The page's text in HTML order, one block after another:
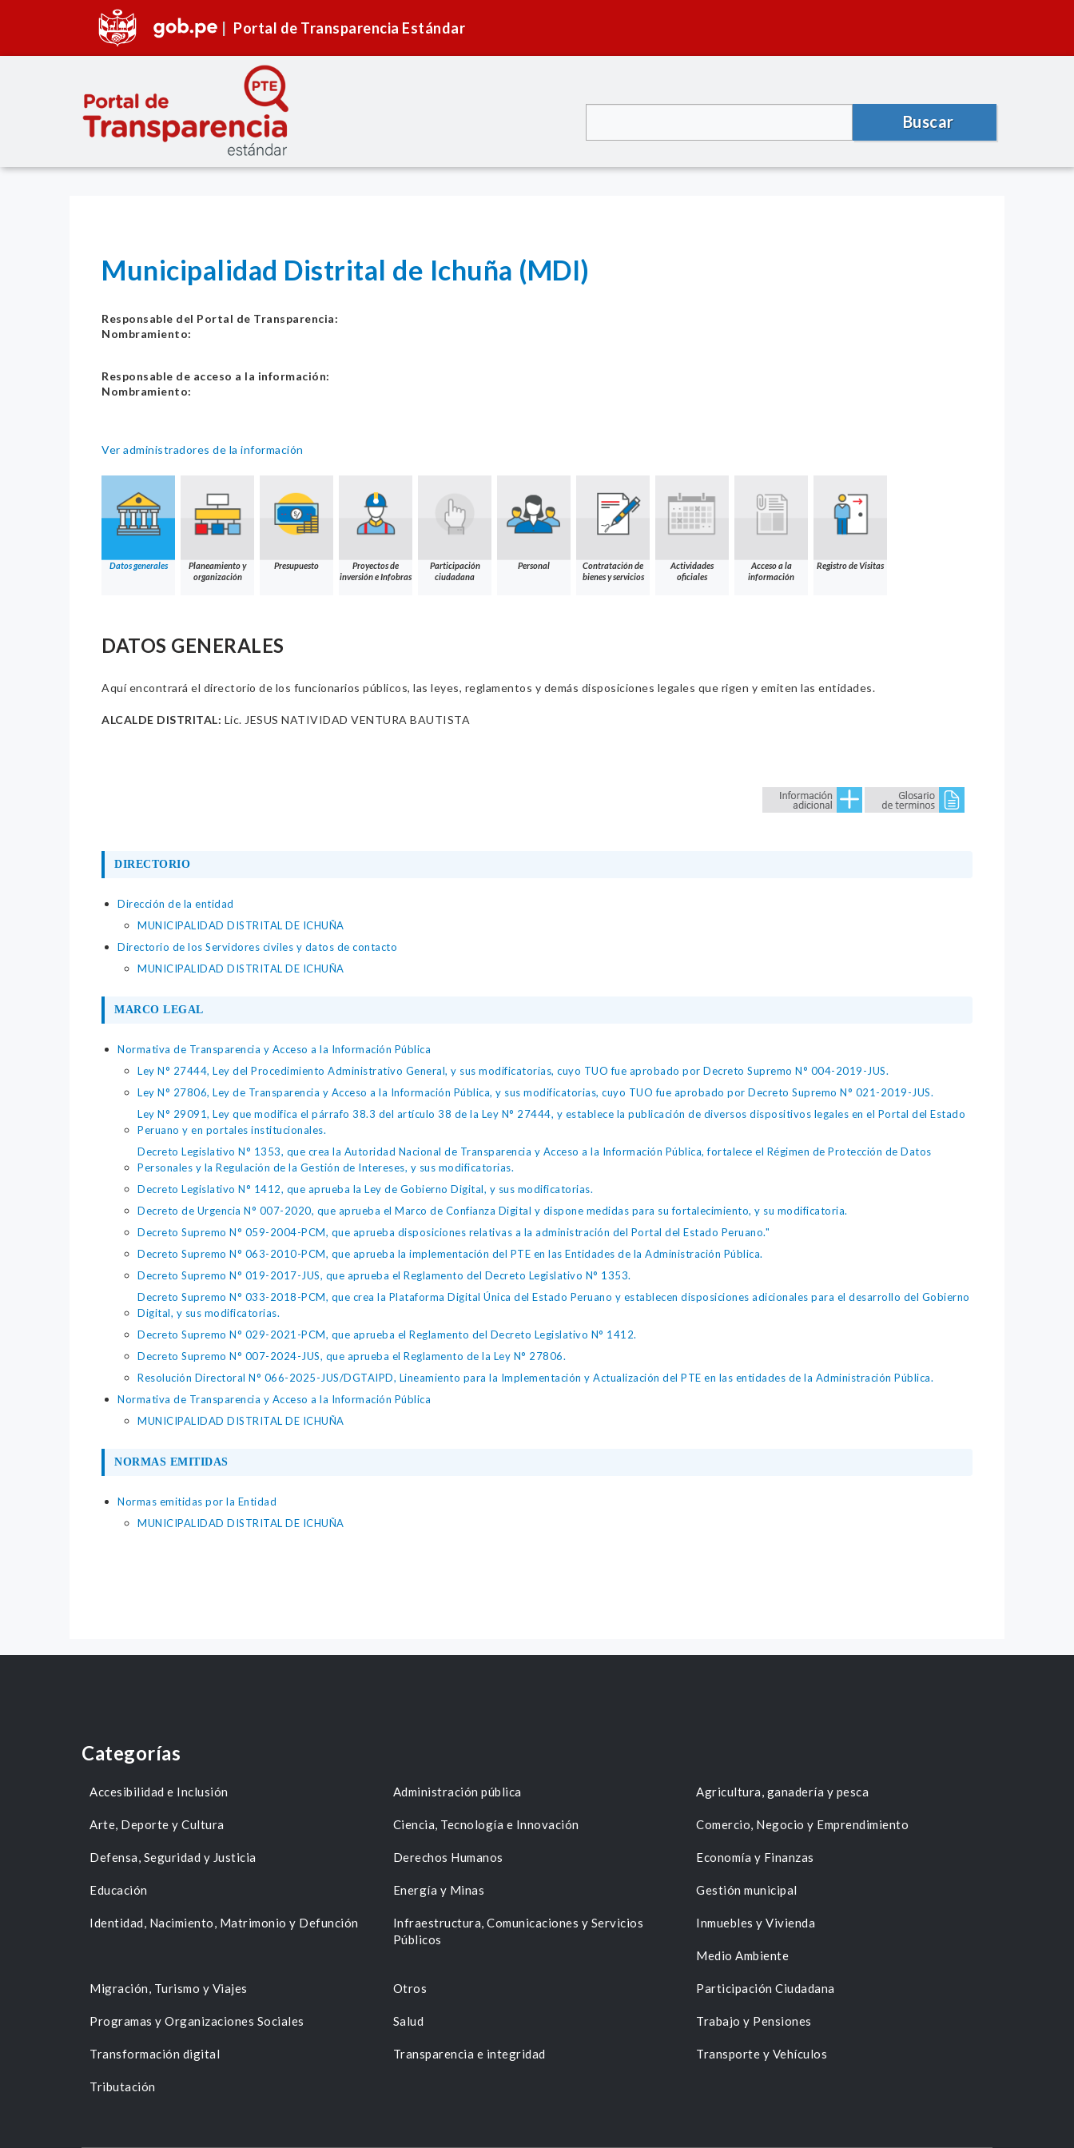
Portal de Transparencia Estándar
Buscar
Municipalidad Distrital de Ichuña (MDI)
Responsable del Portal de Transparencia:
Nombramiento:
Responsable de acceso a la información:
Nombramiento:
Ver administradores de la información
Datos generales
Planeamiento y
organización
Presupuesto
Proyectos de
inversión e Infobras
Participación
ciudadana
Personal
Contratación de
bienes y servicios
Actividades
oficiales
Acceso a la
información
Registro de Visitas
DATOS GENERALES
Aquí encontrará el directorio de los funcionarios públicos, las leyes, reglamentos y demás disposiciones legales que rigen y emiten las entidades.
ALCALDE DISTRITAL: Lic. JESUS NATIVIDAD VENTURA BAUTISTA
DIRECTORIO
Dirección de la entidad
MUNICIPALIDAD DISTRITAL DE ICHUÑA
Directorio de los Servidores civiles y datos de contacto
MUNICIPALIDAD DISTRITAL DE ICHUÑA
MARCO LEGAL
Normativa de Transparencia y Acceso a la Información Pública
Ley N° 27444, Ley del Procedimiento Administrativo General, y sus modificatorias, cuyo TUO fue aprobado por Decreto Supremo N° 004-2019-JUS.
Ley N° 27806, Ley de Transparencia y Acceso a la Información Pública, y sus modificatorias, cuyo TUO fue aprobado por Decreto Supremo N° 021-2019-JUS.
Ley N° 29091, Ley que modifica el párrafo 38.3 del artículo 38 de la Ley N° 27444, y establece la publicación de diversos dispositivos legales en el Portal del Estado
Peruano y en portales institucionales.
Decreto Legislativo N° 1353, que crea la Autoridad Nacional de Transparencia y Acceso a la Información Pública, fortalece el Régimen de Protección de Datos
Personales y la Regulación de la Gestión de Intereses, y sus modificatorias.
Decreto Legislativo N° 1412, que aprueba la Ley de Gobierno Digital, y sus modificatorias.
Decreto de Urgencia N° 007-2020, que aprueba el Marco de Confianza Digital y dispone medidas para su fortalecimiento, y su modificatoria.
Decreto Supremo N° 059-2004-PCM, que aprueba disposiciones relativas a la administración del Portal del Estado Peruano."
Decreto Supremo N° 063-2010-PCM, que aprueba la implementación del PTE en las Entidades de la Administración Pública.
Decreto Supremo N° 019-2017-JUS, que aprueba el Reglamento del Decreto Legislativo N° 1353.
Decreto Supremo N° 033-2018-PCM, que crea la Plataforma Digital Única del Estado Peruano y establecen disposiciones adicionales para el desarrollo del Gobierno
Digital, y sus modificatorias.
Decreto Supremo N° 029-2021-PCM, que aprueba el Reglamento del Decreto Legislativo N° 1412.
Decreto Supremo N° 007-2024-JUS, que aprueba el Reglamento de la Ley N° 27806.
Resolución Directoral N° 066-2025-JUS/DGTAIPD, Lineamiento para la Implementación y Actualización del PTE en las entidades de la Administración Pública.
Normativa de Transparencia y Acceso a la Información Pública
MUNICIPALIDAD DISTRITAL DE ICHUÑA
NORMAS EMITIDAS
Normas emitidas por la Entidad
MUNICIPALIDAD DISTRITAL DE ICHUÑA
Categorías
Accesibilidad e Inclusión Administración pública Agricultura, ganadería y pesca
Arte, Deporte y Cultura Ciencia, Tecnología e Innovación Comercio, Negocio y Emprendimiento
Defensa, Seguridad y Justicia Derechos Humanos Economía y Finanzas
Educación Energía y Minas Gestión municipal
Identidad, Nacimiento, Matrimonio y Defunción
Infraestructura, Comunicaciones y Servicios
Públicos
Inmuebles y Vivienda
Medio Ambiente
Migración, Turismo y Viajes Otros Participación Ciudadana
Programas y Organizaciones Sociales Salud Trabajo y Pensiones
Transformación digital Transparencia e integridad Transporte y Vehículos
Tributación